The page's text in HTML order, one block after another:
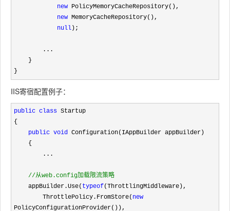
new PolicyMemoryCacheRepository(),
new MemoryCacheRepository(),
null );
}
IIS寄宿配置例子：
public class Startup
{
public void Configuration(IAppBuilder appBuilder)
//从web.config加载限流策略
    appBuilder.Use(
typeof(ThrottlingMiddleware),
        ThrottlePolicy.FromStore(
new
PolicyConfigurationProvider()),